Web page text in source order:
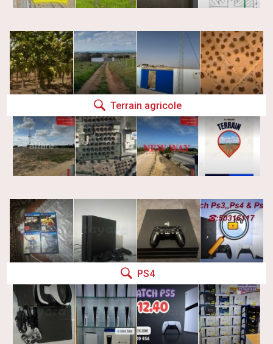
Terrain agricole
PS4